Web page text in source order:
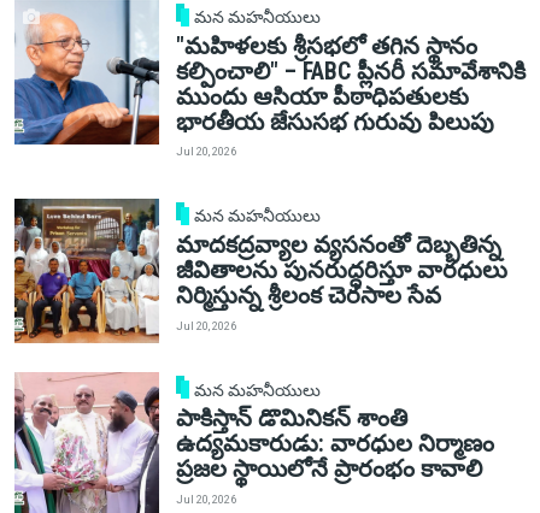
మన మహనీయులు
"మహిళలకు శ్రీసభలో తగిన స్థానం
కల్పించాలి" – FABC ప్లీనరీ సమావేశానికి
ముందు ఆసియా పీఠాధిపతులకు
భారతీయ జేసుసభ గురువు పిలుపు
Jul 20, 2026
మన మహనీయులు
మాదకద్రవ్యాల వ్యసనంతో దెబ్బతిన్న
జీవితాలను పునరుద్ధరిస్తూ వారధులు
నిర్మిస్తున్న శ్రీలంక చెరసాల సేవ
Jul 20, 2026
మన మహనీయులు
పాకిస్తాన్ డొమినికన్ శాంతి
ఉద్యమకారుడు: వారధుల నిర్మాణం
ప్రజల స్థాయిలోనే ప్రారంభం కావాలి
Jul 20, 2026